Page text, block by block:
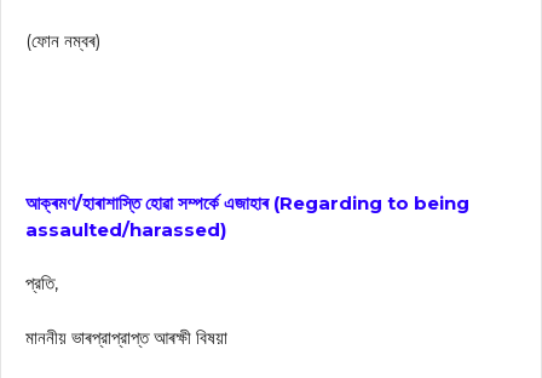
(ফোন নম্বৰ)
আক্ৰমণ/হাৰাশাস্তি হোৱা সম্পৰ্কে এজাহাৰ (Regarding to being
assaulted/harassed)
প্রতি,
মাননীয় ভাৰপ্রাপ্রাপ্ত আৰক্ষী বিষয়া